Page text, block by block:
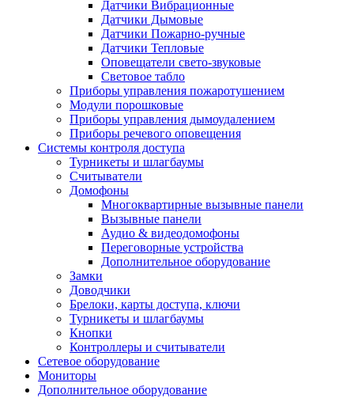
Датчики Вибрационные
Датчики Дымовые
Датчики Пожарно-ручные
Датчики Тепловые
Оповещатели свето-звуковые
Световое табло
Приборы управления пожаротушением
Модули порошковые
Приборы управления дымоудалением
Приборы речевого оповещения
Системы контроля доступа
Турникеты и шлагбаумы
Cчитыватели
Домофоны
Многоквартирные вызывные панели
Вызывные панели
Аудио & видеодомофоны
Переговорные устройства
Дополнительное оборудование
Замки
Доводчики
Брелоки, карты доступа, ключи
Турникеты и шлагбаумы
Кнопки
Контроллеры и считыватели
Сетевое оборудование
Мониторы
Дополнительное оборудование